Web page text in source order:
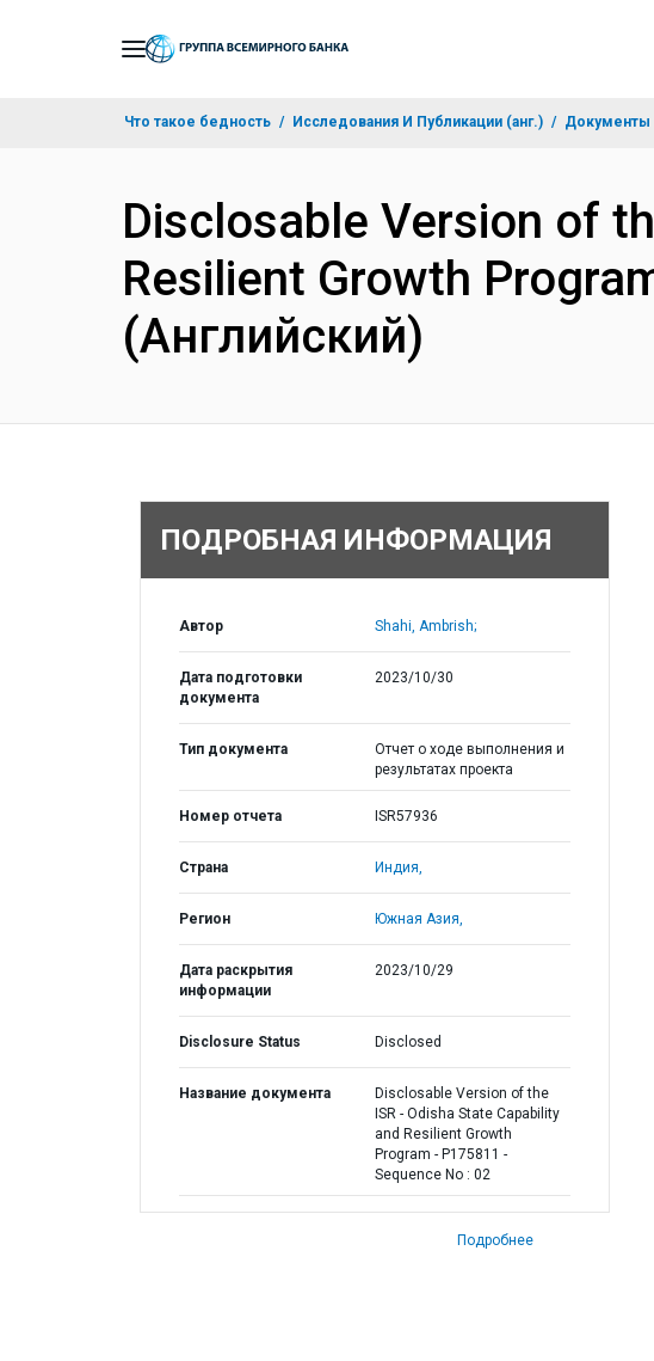
Что такое бедность Исследования И Публикации (анг.) Документы
Disclosable Version of
Resilient Growth
(Английский)
ПОДРОБНАЯ ИНФОРМАЦИЯ
Автор Shahi, Ambrish;
Дата подготовки
документа
2023/10/30
Тип документа
Отчет о ходе выполнения и
результатах проекта
Номер отчета ISR57936
Страна Индия,
Регион Южная Азия,
Дата раскрытия
информации
2023/10/29
Disclosure Status Disclosed
Название документа
Disclosable Version of the
ISR - Odisha State Capability
and Resilient Growth
Program - P175811 -
Sequence No : 02
Подробнее